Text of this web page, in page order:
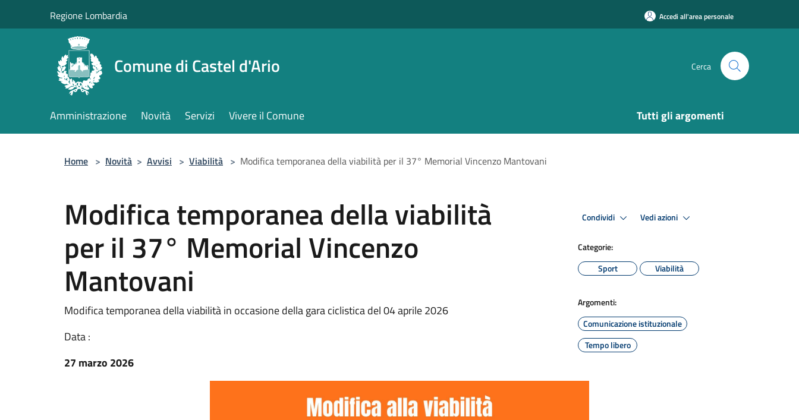
Regione Lombardia Accedi all'area personale
Comune di Castel d'Ario Cerca
Amministrazione Novità Servizi Vivere il Comune Tutti gli argomenti
Home > Novità > Avvisi > Viabilità > Modifica temporanea della viabilità per il 37° Memorial Vincenzo Mantovani
Modifica temporanea della viabilità
per il 37° Memorial Vincenzo
Mantovani
Modifica temporanea della viabilità in occasione della gara ciclistica del 04 aprile 2026
Data :
27 marzo 2026
Condividi Vedi azioni
Categorie:
Sport
Viabilità
Argomenti:
Comunicazione istituzionale
Tempo libero